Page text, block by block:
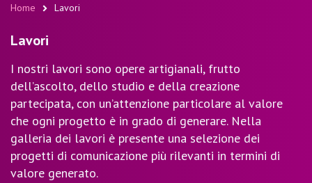
Briciole
di
pane
Home Lavori
Lavori
I nostri lavori sono opere artigianali, frutto
dell’ascolto, dello studio e della creazione
partecipata, con un’attenzione particolare al valore
che ogni progetto è in grado di generare. Nella
galleria dei lavori è presente una selezione dei
progetti di comunicazione più rilevanti in termini di
valore generato.